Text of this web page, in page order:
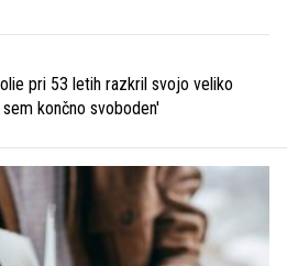
pri 53 letih razkril svojo veliko
končno svoboden'